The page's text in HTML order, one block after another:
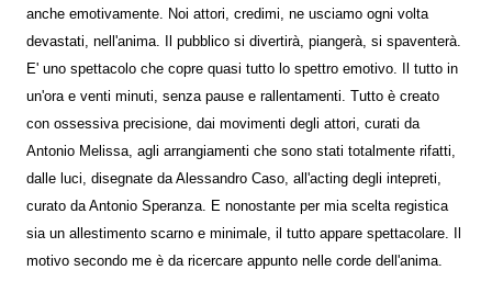
anche emotivamente. Noi attori, credimi, ne usciamo ogni volta
devastati, nell'anima. Il pubblico si divertirà, piangerà, si spaventerà.
E' uno spettacolo che copre quasi tutto lo spettro emotivo. Il tutto in
un'ora e venti minuti, senza pause e rallentamenti. Tutto è creato
con ossessiva precisione, dai movimenti degli attori, curati da
Antonio Melissa, agli arrangiamenti che sono stati totalmente rifatti,
dalle luci, disegnate da Alessandro Caso, all'acting degli intepreti,
curato da Antonio Speranza. E nonostante per mia scelta registica
sia un allestimento scarno e minimale, il tutto appare spettacolare. Il
motivo secondo me è da ricercare appunto nelle corde dell'anima.